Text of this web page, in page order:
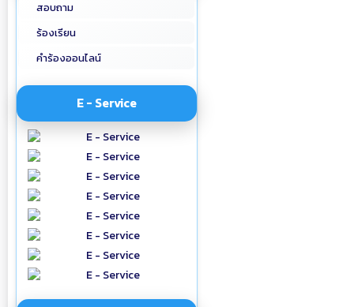
สอบถาม
ร้องเรียน
คำร้องออนไลน์
E - Service